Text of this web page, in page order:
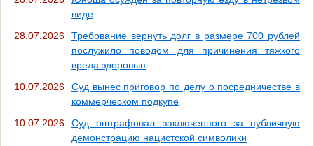
виде
28.07.2026
Требование вернуть долг в размере 700 рублей
послужило поводом для причинения тяжкого
вреда здоровью
10.07.2026
Суд вынес приговор по делу о посредничестве в
коммерческом подкупе
10.07.2026
Суд оштрафовал заключенного за публичную
демонстрацию нацистской символики